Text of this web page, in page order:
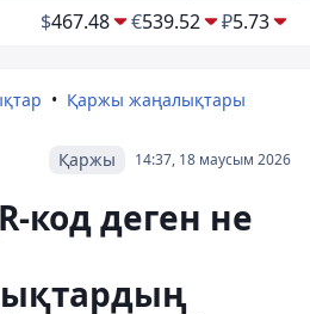
$467.48 €539.52 ₽5.73
Қаржы жаңалықтары
14:37, 18 маусым 2026
Қаржы
код деген не